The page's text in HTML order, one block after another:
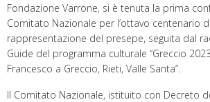
Fondazione Varrone, si è tenuta la prima
Comitato Nazionale per l’ottavo centenario
rappresentazione del presepe, seguita dal
Guide del programma culturale “Greccio
Francesco a Greccio, Rieti, Valle Santa”.
Il Comitato Nazionale, istituito con Decreto